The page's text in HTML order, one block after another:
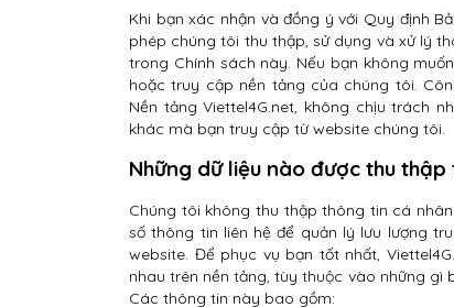
Khi bạn xác nhận và đồng ý với Quy định
phép chúng tôi thu thập, sử dụng và xử lý
trong Chính sách này. Nếu bạn không
hoặc truy cập nền tảng của chúng tôi.
Nền tảng Viettel4G.net, không chịu trách
khác mà bạn truy cập từ website chúng tôi.
Những dữ liệu nào được thu thập
Chúng tôi không thu thập thông tin cá
số thông tin liên hệ để quản lý lưu lượng
website. Để phục vụ bạn tốt nhất,
nhau trên nền tảng, tùy thuộc vào những gì
Các thông tin này bao gồm: